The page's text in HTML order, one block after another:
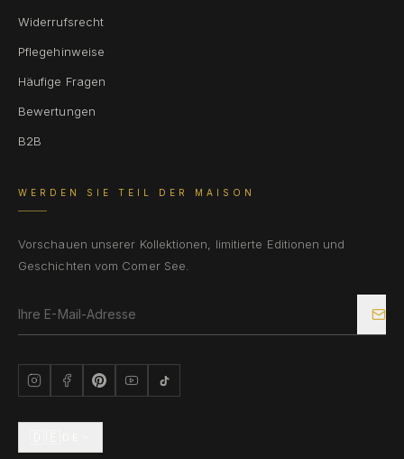
Widerrufsrecht
Pflegehinweise
Häufige Fragen
Bewertungen
B2B
WERDEN SIE TEIL DER MAISON
Vorschauen unserer Kollektionen, limitierte Editionen und
Geschichten vom Comer See.